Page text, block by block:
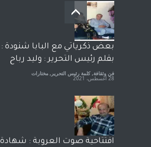
معاناة زلزال سوريّة تفضح:
زيف ديمقراطية الغرب! قلم :
رشاد أبو شاورآراء حرة ..
آراء حرة 18 فبراير، 2023
بعض ذكرياتي مع البابا شنودة :
بقلم رئيس التحرير : وليد رباح
فن وثقافة, كلمة رئيس التحرير , مختارات
28 أغسطس، 2021
افتتاحية صوت العروبة : شهادة